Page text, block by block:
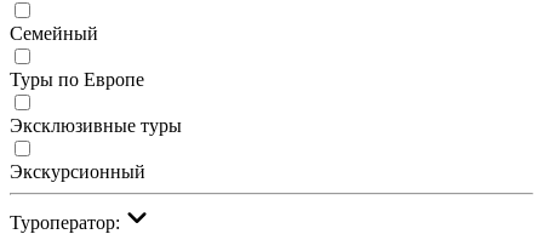
Семейный
Туры по Европе
Эксклюзивные туры
Экскурсионный
Туроператор: